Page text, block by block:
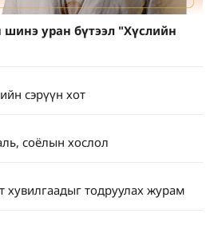
уран бүтээл "Хүслийн
сэрүүн хот
соёлын хослол
хувилгаадыг тодруулах журам